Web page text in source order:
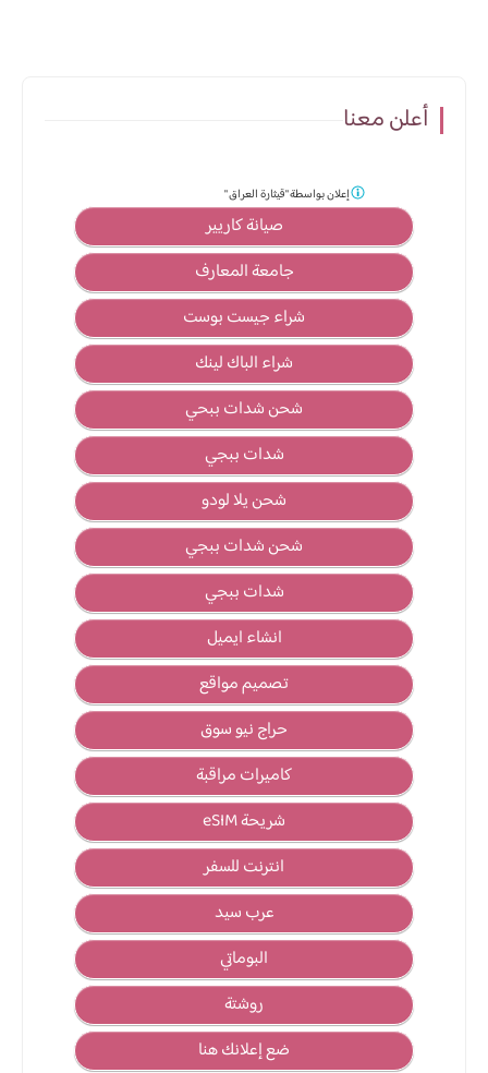
أعلن معنا
صيانة كاريير
جامعة المعارف
شراء جيست بوست
شراء الباك لينك
شحن شدات ببحي
شدات ببجي
شحن يلا لودو
شحن شدات ببجي
شدات ببجي
انشاء ايميل
تصميم مواقع
حراج نيو سوق
كاميرات مراقبة
شريحة eSIM
انترنت للسفر
عرب سيد
البوماتي
روشتة
ضع إعلانك هنا
إعلان بواسطة"قيثارة العراق "